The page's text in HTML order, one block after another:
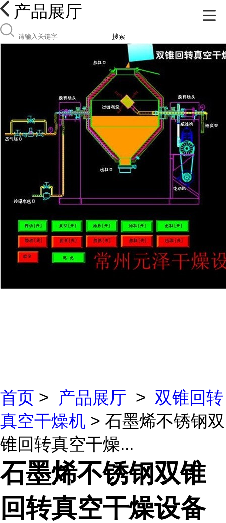
产品展厅
搜索
首页 > 产品展厅 > 双锥回转
真空干燥机 > 石墨烯不锈钢双
锥回转真空干燥...
石墨烯不锈钢双锥
回转真空干燥设备